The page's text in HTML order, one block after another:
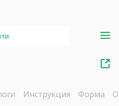
Инструкция Форма